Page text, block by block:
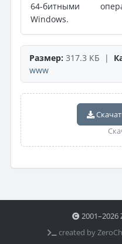
64-битными
Windows.
Размер: 317.3 КБ |
www
2001–2026
created by